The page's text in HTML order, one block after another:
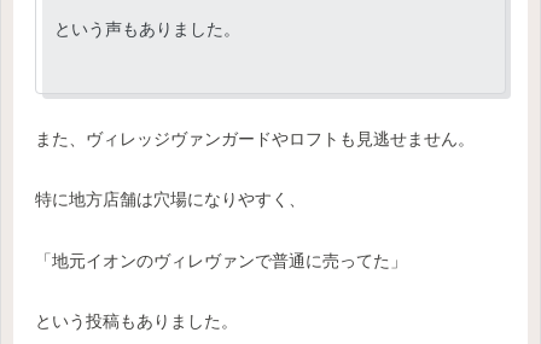
という声もありました。
また、ヴィレッジヴァンガードやロフトも見逃せません。
特に地方店舗は穴場になりやすく、
「地元イオンのヴィレヴァンで普通に売ってた」
という投稿もありました。